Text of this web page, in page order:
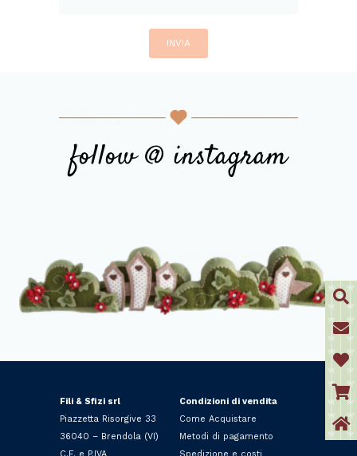
follow @ instagram
Fili & Sfizi srl
Piazzetta Risorgive 33
36040 – Brendola (VI)
C.F. e P.IVA
Condizioni di vendita
Come Acquistare
Metodi di pagamento
Spedizione e costi